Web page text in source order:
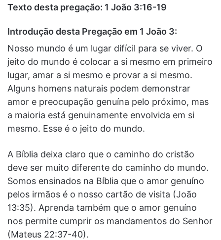
Texto desta pregação: 1 João 3:16-19
Introdução desta Pregação em 1 João 3:
Nosso mundo é um lugar difícil para se viver. O
jeito do mundo é colocar a si mesmo em primeiro
lugar, amar a si mesmo e provar a si mesmo.
Alguns homens naturais podem demonstrar
amor e preocupação genuína pelo próximo, mas
a maioria está genuinamente envolvida em si
mesmo. Esse é o jeito do mundo.
A Bíblia deixa claro que o caminho do cristão
deve ser muito diferente do caminho do mundo.
Somos ensinados na Bíblia que o amor genuíno
pelos irmãos é o nosso cartão de visita (João
13:35). Aprenda também que o amor genuíno
nos permite cumprir os mandamentos do Senhor
(Mateus 22:37-40).